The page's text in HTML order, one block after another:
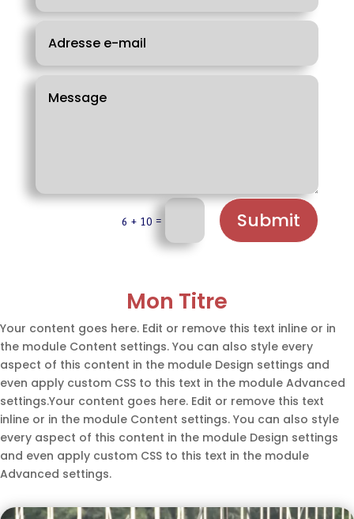
6 + 10 = Submit
Mon Titre
Your content goes here. Edit or remove this text inline or in
the module Content settings. You can also style every
aspect of this content in the module Design settings and
even apply custom CSS to this text in the module Advanced
settings.Your content goes here. Edit or remove this text
inline or in the module Content settings. You can also style
every aspect of this content in the module Design settings
and even apply custom CSS to this text in the module
Advanced settings.